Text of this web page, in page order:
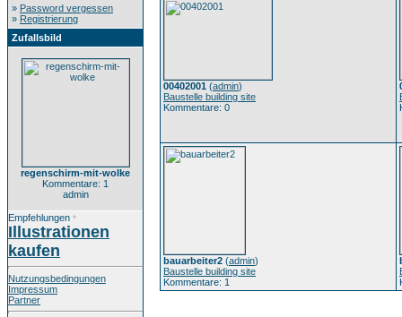
» Password vergessen
» Registrierung
Zufallsbild
regenschirm-mit-wolke
Kommentare: 1
admin
Empfehlungen *
Illustrationen
kaufen
Nutzungsbedingungen
Impressum
Partner
00402001 (admin)
Baustelle building site
Kommentare: 0
bauarbeiter2 (admin)
Baustelle building site
Kommentare: 1